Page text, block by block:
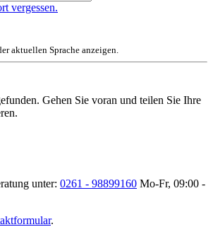
vergessen.
aktuellen Sprache anzeigen.
Gehen Sie voran und teilen Sie Ihre
unter: 0261 - 98899160 Mo-Fr, 09:00 -
.